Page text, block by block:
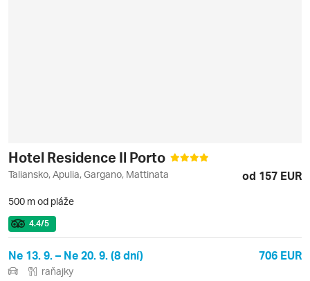
Hotel Residence Il Porto
Taliansko, Apulia, Gargano, Mattinata od 157 EUR
500 m od pláže
4.4/5
Ne 13. 9. – Ne 20. 9. (8 dní) 706 EUR
raňajky